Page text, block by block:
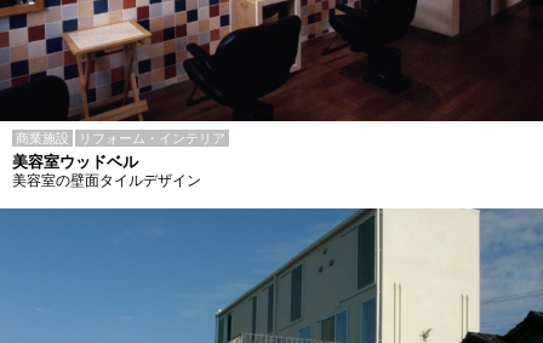
商業施設 リフォーム・インテリア
美容室ウッドベル
美容室の壁面タイルデザイン